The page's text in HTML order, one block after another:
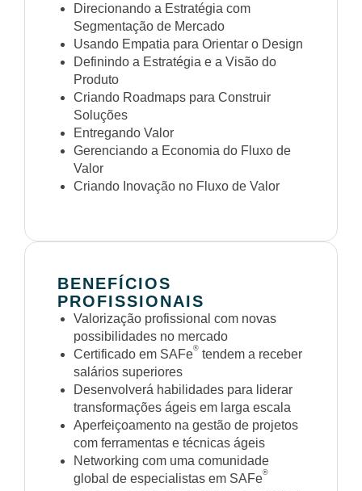
Direcionando a Estratégia com
Segmentação de Mercado
Usando Empatia para Orientar o Design
Definindo a Estratégia e a Visão do
Produto
Criando Roadmaps para Construir
Soluções
Entregando Valor
Gerenciando a Economia do Fluxo de
Valor
Criando Inovação no Fluxo de Valor
BENEFÍCIOS
PROFISSIONAIS
Valorização profissional com novas
possibilidades no mercado
Certificado em SAFe® tendem a receber
salários superiores
Desenvolverá habilidades para liderar
transformações ágeis em larga escala
Aperfeiçoamento na gestão de projetos
com ferramentas e técnicas ágeis
Networking com uma comunidade
global de especialistas em SAFe®